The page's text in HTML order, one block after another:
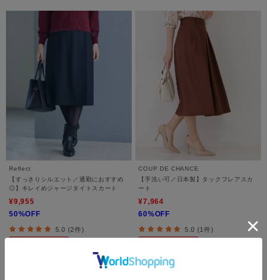
Reflect
【すっきりシルエット／通勤におすすめ
◎】キレイめジャージタイトスカート
¥9,955
50%OFF
5.0 (2件)
COUP DE CHANCE
【手洗い可／日本製】タックフレアスカ
ート
¥7,964
60%OFF
5.0 (1件)